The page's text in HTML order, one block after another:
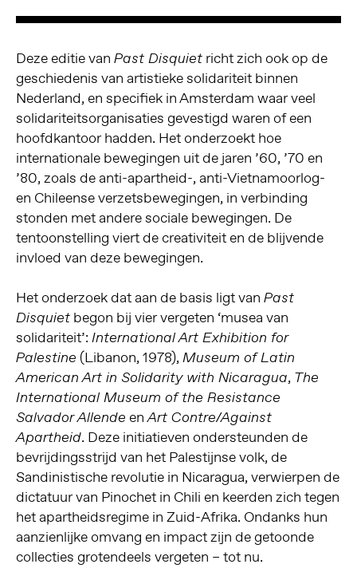
Deze editie van Past Disquietricht zich ook op de
geschiedenis van artistieke solidariteit binnen
Nederland, en specifiek in Amsterdam waar veel
solidariteitsorganisaties gevestigd waren of een
hoofdkantoor hadden. Het onderzoekt hoe
internationale bewegingen uit de jaren ’60, ’70 en
’80, zoals de anti-apartheid-, anti-Vietnamoorlog-
en Chileense verzetsbewegingen, in verbinding
stonden met andere sociale bewegingen. De
tentoonstelling viert de creativiteit en de blijvende
invloed van deze bewegingen.
Het onderzoek dat aan de basis ligt van Past
Disquietbegon bij vier vergeten ‘musea van
solidariteit’: International Art Exhibition for
Palestine (Libanon, 1978), Museum of Latin
American Art in Solidarity with Nicaragua, The
International Museum of the Resistance
Salvador Allende enArt Contre/Against
Apartheid. Deze initiatieven ondersteunden de
bevrijdingsstrijd van het Palestijnse volk, de
Sandinistische revolutie in Nicaragua, verwierpen de
dictatuur van Pinochet in Chili en keerden zich tegen
het apartheidsregime in Zuid-Afrika. Ondanks hun
aanzienlijke omvang en impact zijn de getoonde
collecties grotendeels vergeten – tot nu.